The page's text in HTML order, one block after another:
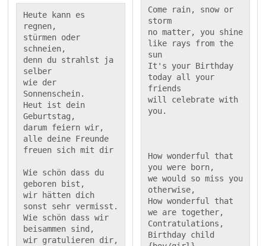
Heute kann es
regnen,
stürmen oder
schneien,
denn du strahlst ja
selber
wie der
Sonnenschein.
Heut ist dein
Geburtstag,
darum feiern wir,
alle deine Freunde
freuen sich mit dir
Wie schön dass du
geboren bist,
wir hätten dich
sonst sehr vermisst.
Wie schön dass wir
beisammen sind,
wir gratulieren dir,
Come rain, snow or
storm
no matter, you shine
like rays from the
sun
It's your Birthday
today all your
friends
will celebrate with
How wonderful that
you were born,
we would so miss you
otherwise,
How wonderful that
we are together,
Contratulations,
Birthday child